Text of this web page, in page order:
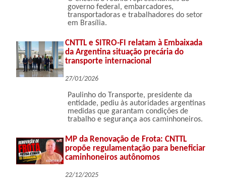
governo federal, embarcadores,
transportadoras e trabalhadores do setor
em Brasília.
CNTTL e SITRO-FI relatam à Embaixada
da Argentina situação precária do
transporte internacional
27/01/2026
Paulinho do Transporte, presidente da
entidade, pediu às autoridades argentinas
medidas que garantam condições de
trabalho e segurança aos caminhoneiros.
MP da Renovação de Frota: CNTTL
propõe regulamentação para beneficiar
caminhoneiros autônomos
22/12/2025